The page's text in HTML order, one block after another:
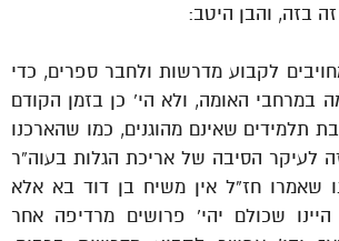
בזה, והבן היטב:
לקבוע מדרשות ולחבר ספרים, כדי
במרחבי האומה, ולא הי’ כן בזמן הקודם
תלמידים שאינם מהוגנים, כמו שהארכנו
לעיקר הסיבה של אריכת הגלות בעוה”ר
שאמרו חז”ל אין משיח בן דוד בא אלא
שכולם יהי’ פרושים מרדיפה אחר